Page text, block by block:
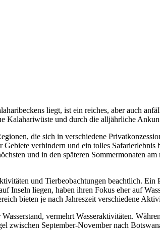
liegt, ist ein reiches, aber auch
und durch die alljährliche
die sich in verschiedene
verhindern und ein tolles Safarierlebnis
und in den späteren Sommermonaten
und Tierbeobachtungen beachtlich. Ein
Inseln liegen, haben ihren Fokus eher auf
bieten je nach Jahreszeit verschiedene
vermehrt Wasseraktivitäten.
zwischen September-November nach